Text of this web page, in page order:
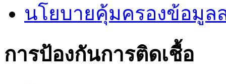
นโยบายคุ้มครองข้อมูล
การป้องกันการติดเชื้อ